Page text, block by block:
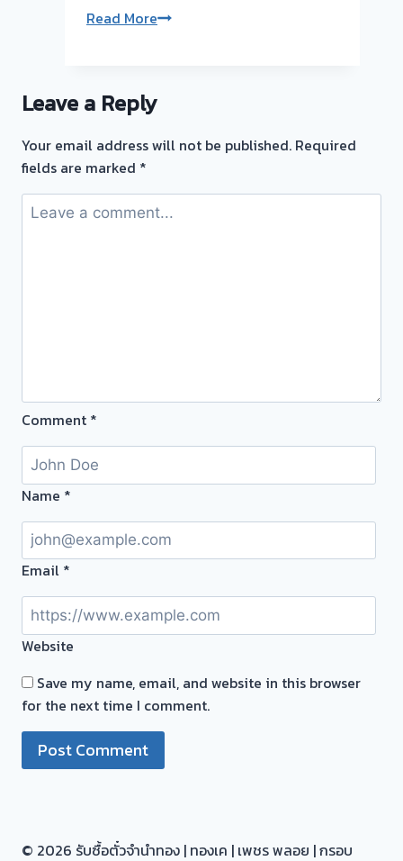
#รับ
ทอง
Read Moreรับ
ทอง
บริการ
รับ
ไถ่ถอน
ตั๋ว
จ่าย
ทันที
ต้อง
รอ
📌
ผล
นี➡️รับ
ซื้อ
ตั๋ว
นนทบุรี
Leave a Reply
Your email address will not be published. Required
fields are marked *
Comment *
Name *
Email *
Website
Save my name, email, and website in this browser
for the next time I comment.
© 2026 รับซื้อตั๋วจำนำทอง | ทองเค | เพชร พลอย | กรอบ